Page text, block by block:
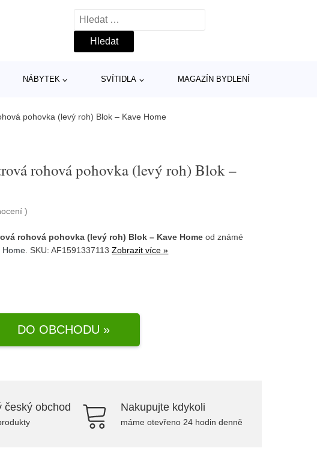
Vyhledávání
NÁBYTEK SVÍTIDLA MAGAZÍN BYDLENÍ
pohovka (levý roh) Blok – Kave Home
rohová pohovka (levý roh) Blok –
)
rohová pohovka (levý roh) Blok – Kave Home od známé
Home . SKU: AF1591337113Zobrazit více »
DO OBCHODU »
český obchod Nakupujte kdykoli
máme otevřeno 24 hodin denně